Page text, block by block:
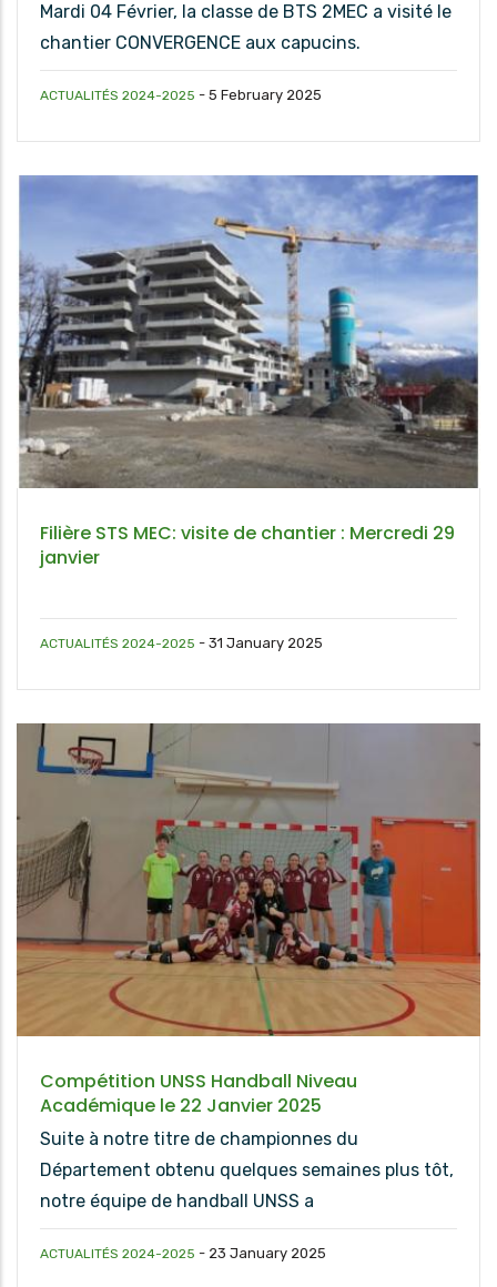
Mardi 04 Février, la classe de BTS 2MEC a visité le
chantier CONVERGENCE aux capucins.
ACTUALITÉS 2024-2025 - 5 February 2025
Filière STS MEC: visite de chantier : Mercredi 29
janvier
ACTUALITÉS 2024-2025 - 31 January 2025
Compétition UNSS Handball Niveau
Académique le 22 Janvier 2025
Suite à notre titre de championnes du
Département obtenu quelques semaines plus tôt,
notre équipe de handball UNSS a
ACTUALITÉS 2024-2025 - 23 January 2025